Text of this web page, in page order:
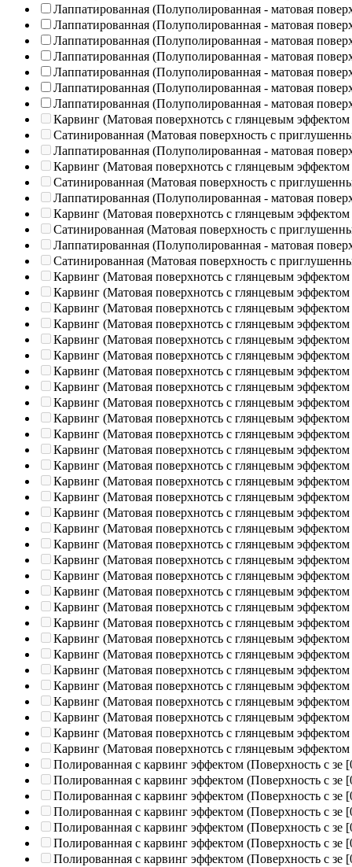
Лаппатированная (Полуполированная - матовая
Лаппатированная (Полуполированная - матовая
Лаппатированная (Полуполированная - матовая
Лаппатированная (Полуполированная - матовая
Лаппатированная (Полуполированная - матовая
Лаппатированная (Полуполированная - матовая
Лаппатированная (Полуполированная - матовая
Карвинг (Матовая поверхнотсь с глянцевым эффектом
Сатинированная (Матовая поверхность с
Лаппатированная (Полуполированная - матовая
Карвинг (Матовая поверхнотсь с глянцевым эффектом
Сатинированная (Матовая поверхность с
Лаппатированная (Полуполированная - матовая
Карвинг (Матовая поверхнотсь с глянцевым эффектом
Сатинированная (Матовая поверхность с
Лаппатированная (Полуполированная - матовая
Сатинированная (Матовая поверхность с
Карвинг (Матовая поверхнотсь с глянцевым эффектом
Карвинг (Матовая поверхнотсь с глянцевым эффектом
Карвинг (Матовая поверхнотсь с глянцевым эффектом
Карвинг (Матовая поверхнотсь с глянцевым эффектом
Карвинг (Матовая поверхнотсь с глянцевым эффектом
Карвинг (Матовая поверхнотсь с глянцевым эффектом
Карвинг (Матовая поверхнотсь с глянцевым эффектом
Карвинг (Матовая поверхнотсь с глянцевым эффектом
Карвинг (Матовая поверхнотсь с глянцевым эффектом
Карвинг (Матовая поверхнотсь с глянцевым эффектом
Карвинг (Матовая поверхнотсь с глянцевым эффектом
Карвинг (Матовая поверхнотсь с глянцевым эффектом
Карвинг (Матовая поверхнотсь с глянцевым эффектом
Карвинг (Матовая поверхнотсь с глянцевым эффектом
Карвинг (Матовая поверхнотсь с глянцевым эффектом
Карвинг (Матовая поверхнотсь с глянцевым эффектом
Карвинг (Матовая поверхнотсь с глянцевым эффектом
Карвинг (Матовая поверхнотсь с глянцевым эффектом
Карвинг (Матовая поверхнотсь с глянцевым эффектом
Карвинг (Матовая поверхнотсь с глянцевым эффектом
Карвинг (Матовая поверхнотсь с глянцевым эффектом
Карвинг (Матовая поверхнотсь с глянцевым эффектом
Карвинг (Матовая поверхнотсь с глянцевым эффектом
Карвинг (Матовая поверхнотсь с глянцевым эффектом
Карвинг (Матовая поверхнотсь с глянцевым эффектом
Карвинг (Матовая поверхнотсь с глянцевым эффектом
Карвинг (Матовая поверхнотсь с глянцевым эффектом
Карвинг (Матовая поверхнотсь с глянцевым эффектом
Карвинг (Матовая поверхнотсь с глянцевым эффектом
Карвинг (Матовая поверхнотсь с глянцевым эффектом
Карвинг (Матовая поверхнотсь с глянцевым эффектом
Полированная c карвинг эффектом (Поверхность с зе
Полированная c карвинг эффектом (Поверхность с зе
Полированная c карвинг эффектом (Поверхность с зе
Полированная c карвинг эффектом (Поверхность с зе
Полированная c карвинг эффектом (Поверхность с зе
Полированная c карвинг эффектом (Поверхность с зе
Полированная c карвинг эффектом (Поверхность с зе